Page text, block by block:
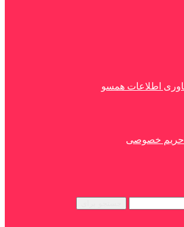
اطلاعات همسو
خصوصی